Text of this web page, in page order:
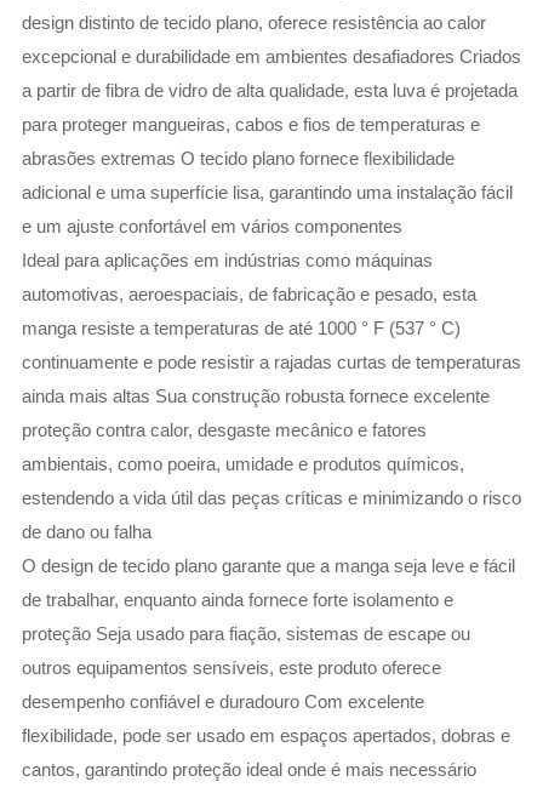
design distinto de tecido plano, oferece resistência ao calor
excepcional e durabilidade em ambientes desafiadores Criados
a partir de fibra de vidro de alta qualidade, esta luva é projetada
para proteger mangueiras, cabos e fios de temperaturas e
abrasões extremas O tecido plano fornece flexibilidade
adicional e uma superfície lisa, garantindo uma instalação fácil
e um ajuste confortável em vários componentes
Ideal para aplicações em indústrias como máquinas
automotivas, aeroespaciais, de fabricação e pesado, esta
manga resiste a temperaturas de até 1000 ° F (537 ° C)
continuamente e pode resistir a rajadas curtas de temperaturas
ainda mais altas Sua construção robusta fornece excelente
proteção contra calor, desgaste mecânico e fatores
ambientais, como poeira, umidade e produtos químicos,
estendendo a vida útil das peças críticas e minimizando o risco
de dano ou falha
O design de tecido plano garante que a manga seja leve e fácil
de trabalhar, enquanto ainda fornece forte isolamento e
proteção Seja usado para fiação, sistemas de escape ou
outros equipamentos sensíveis, este produto oferece
desempenho confiável e duradouro Com excelente
flexibilidade, pode ser usado em espaços apertados, dobras e
cantos, garantindo proteção ideal onde é mais necessário